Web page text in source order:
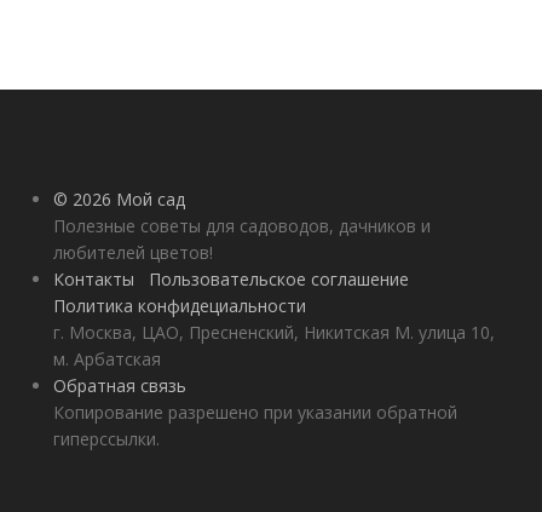
© 2026 Мой сад
Полезные советы для садоводов, дачников и
любителей цветов!
Контакты
Пользовательское соглашение
Политика конфидециальности
г. Москва, ЦАО, Пресненский, Никитская М. улица 10,
м. Арбатская
Обратная связь
Копирование разрешено при указании обратной
гиперссылки.